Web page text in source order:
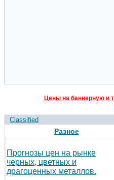
Цены на баннерную и
Classified
Разное
Прогнозы цен на рынке
черных, цветных и
драгоценных металлов.